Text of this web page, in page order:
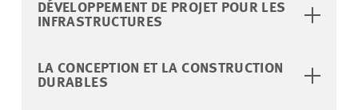
DÉVELOPPEMENT DE PROJET POUR LES
INFRASTRUCTURES
LA CONCEPTION ET LA CONSTRUCTION
DURABLES